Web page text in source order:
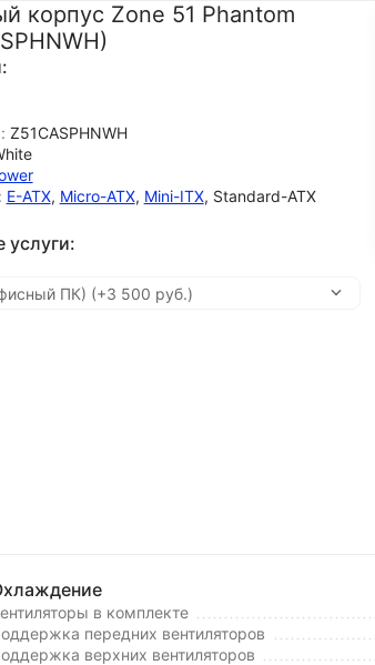
корпус Zone 51 Phantom
Z51CASPHNWH
E-ATX, Micro-ATX, Mini-ITX, Standard-ATX
услуги:
в комплекте
передних вентиляторов
верхних вентиляторов